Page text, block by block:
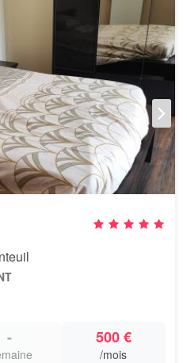
- 500 €
/mois